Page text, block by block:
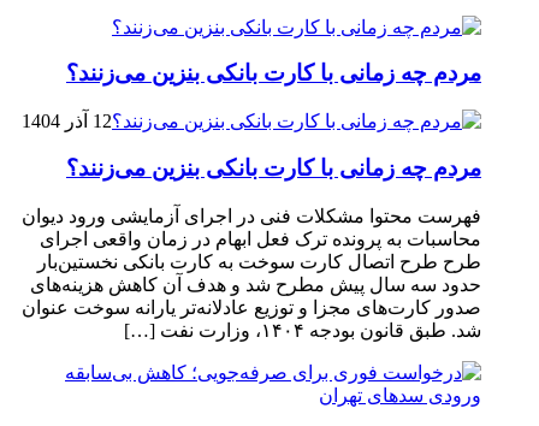
مردم چه زمانی با کارت بانکی بنزین می‌زنند؟
12 آذر 1404
مردم چه زمانی با کارت بانکی بنزین می‌زنند؟
فهرست محتوا مشکلات فنی در اجرای آزمایشی ورود دیوان
محاسبات به پرونده ترک فعل ابهام در زمان واقعی اجرای
طرح طرح اتصال کارت سوخت به کارت بانکی نخستین‌بار
حدود سه سال پیش مطرح شد و هدف آن کاهش هزینه‌های
صدور کارت‌های مجزا و توزیع عادلانه‌تر یارانه سوخت عنوان
شد. طبق قانون بودجه ۱۴۰۴، وزارت نفت […]